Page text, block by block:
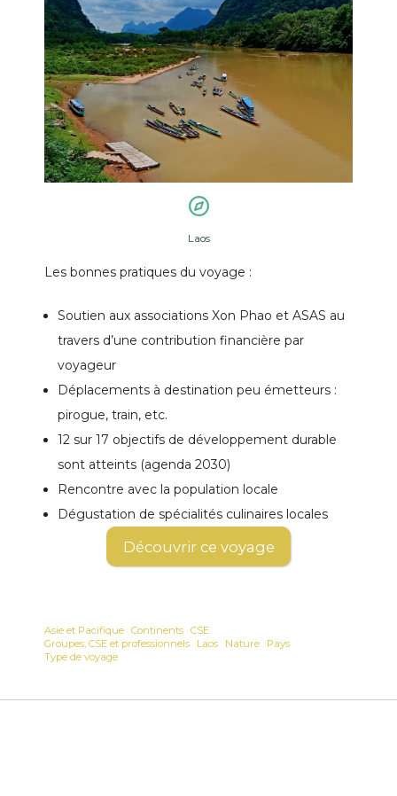
Laos
Les bonnes pratiques du voyage :
Soutien aux associations Xon Phao et ASAS au
travers d’une contribution financière par
voyageur
Déplacements à destination peu émetteurs :
pirogue, train, etc.
12 sur 17 objectifs de développement durable
sont atteints (agenda 2030)
Rencontre avec la population locale
Dégustation de spécialités culinaires locales
Découvrir ce voyage
Asie et Pacifique Continents CSE
Groupes, CSE et professionnels
Laos Nature
Pays
Type de voyage